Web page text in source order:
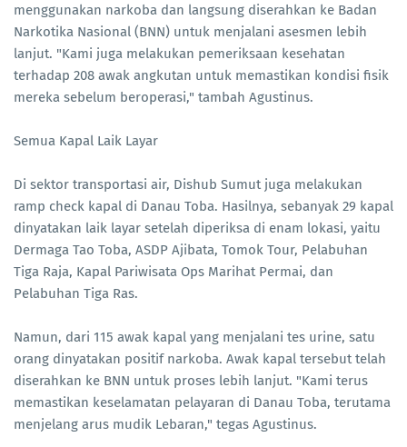
menggunakan narkoba dan langsung diserahkan ke Badan
Narkotika Nasional (BNN) untuk menjalani asesmen lebih
lanjut. "Kami juga melakukan pemeriksaan kesehatan
terhadap 208 awak angkutan untuk memastikan kondisi fisik
mereka sebelum beroperasi," tambah Agustinus.
Semua Kapal Laik Layar
Di sektor transportasi air, Dishub Sumut juga melakukan
ramp check kapal di Danau Toba. Hasilnya, sebanyak 29 kapal
dinyatakan laik layar setelah diperiksa di enam lokasi, yaitu
Dermaga Tao Toba, ASDP Ajibata, Tomok Tour, Pelabuhan
Tiga Raja, Kapal Pariwisata Ops Marihat Permai, dan
Pelabuhan Tiga Ras.
Namun, dari 115 awak kapal yang menjalani tes urine, satu
orang dinyatakan positif narkoba. Awak kapal tersebut telah
diserahkan ke BNN untuk proses lebih lanjut. "Kami terus
memastikan keselamatan pelayaran di Danau Toba, terutama
menjelang arus mudik Lebaran," tegas Agustinus.